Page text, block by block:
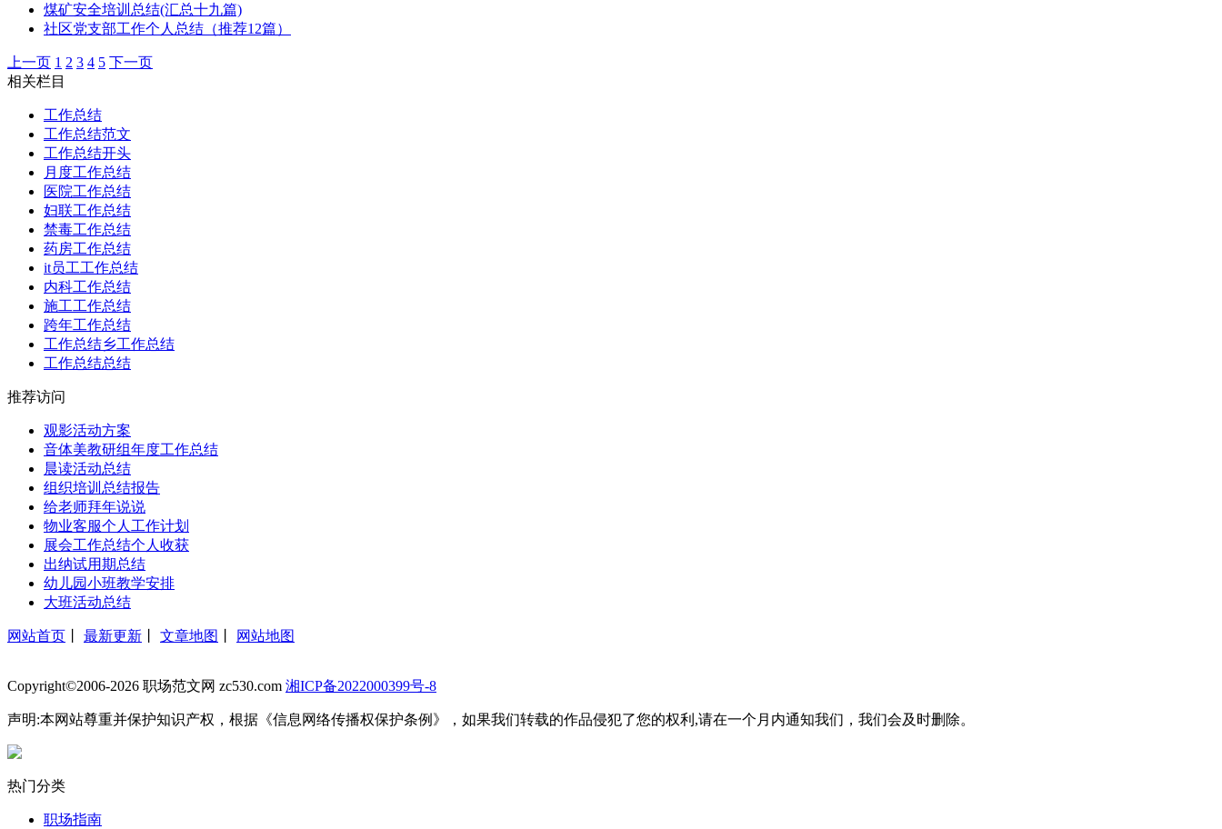
煤矿安全培训总结(汇总十九篇)
社区党支部工作个人总结（推荐12篇）
上一页 1 2 3 4 5 下一页
相关栏目
工作总结
工作总结范文
工作总结开头
月度工作总结
医院工作总结
妇联工作总结
禁毒工作总结
药房工作总结
it员工工作总结
内科工作总结
施工工作总结
跨年工作总结
工作总结乡工作总结
工作总结总结
推荐访问
观影活动方案
音体美教研组年度工作总结
晨读活动总结
组织培训总结报告
给老师拜年说说
物业客服个人工作计划
展会工作总结个人收获
出纳试用期总结
幼儿园小班教学安排
大班活动总结
网站首页 最新更新 文章地图 网站地图
Copyright©2006-2026 职场范文网 zc530.com 湘ICP备2022000399号-8
声明:本网站尊重并保护知识产权，根据《信息网络传播权保护条例》，如果我们转载的作品侵犯了您的权利,请在一个月内通知我们，我们会及时删除。
热门分类
职场指南